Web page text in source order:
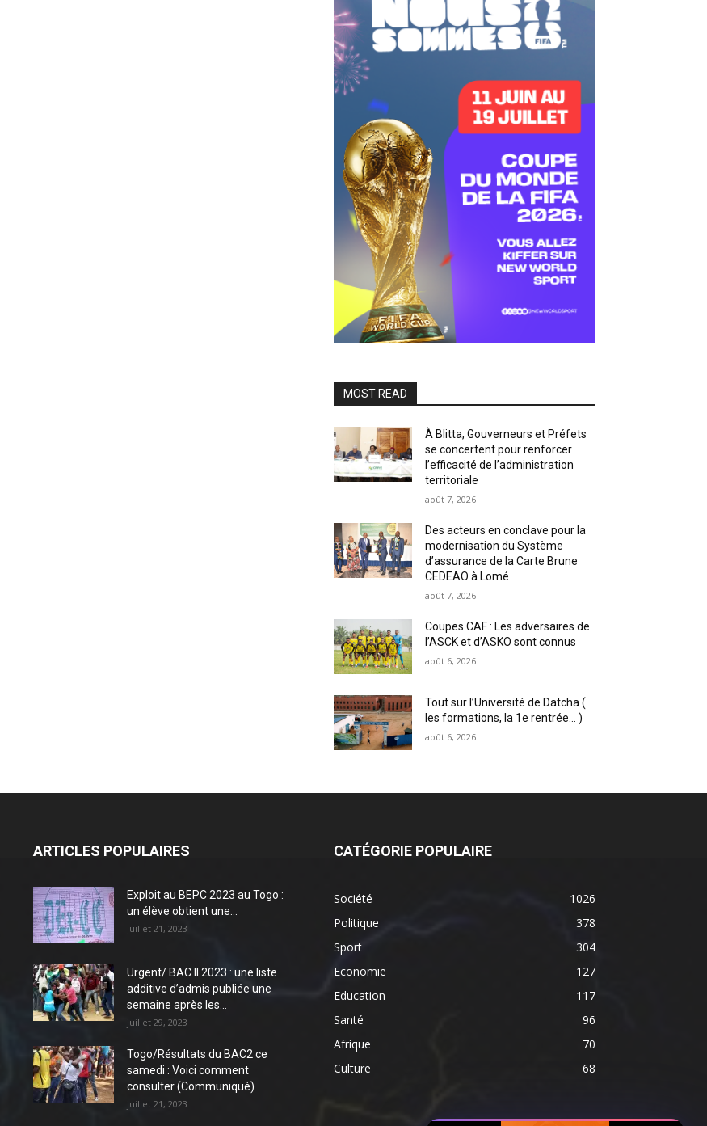
MOST READ
À Blitta, Gouverneurs et Préfets
se concertent pour renforcer
l’efficacité de l’administration
territoriale
août 7, 2026
Des acteurs en conclave pour la
modernisation du Système
d’assurance de la Carte Brune
CEDEAO à Lomé
août 7, 2026
Coupes CAF : Les adversaires de
l’ASCK et d’ASKO sont connus
août 6, 2026
Tout sur l’Université de Datcha (
les formations, la 1e rentrée… )
août 6, 2026
ARTICLES POPULAIRES
Exploit au BEPC 2023 au Togo :
un élève obtient une...
juillet 21, 2023
Urgent/ BAC II 2023 : une liste
additive d’admis publiée une
semaine après les...
juillet 29, 2023
Togo/Résultats du BAC2 ce
samedi : Voici comment
consulter (Communiqué)
juillet 21, 2023
CATÉGORIE POPULAIRE
Société
1026
Politique
378
Sport
304
Economie
127
Education
117
Santé
96
Afrique
70
Culture
68